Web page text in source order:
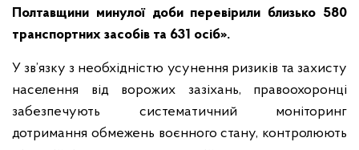
Полтавщини минулої доби перевірили близько 580
транспортних засобів та 631 осіб».
У зв’язку з необхідністю усунення ризиків та захисту
населення від ворожих зазіхань, правоохоронці
забезпечують систематичний моніторинг
дотримання обмежень воєнного стану, контролюють